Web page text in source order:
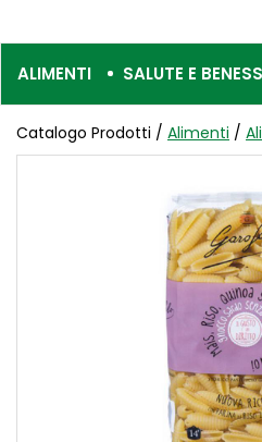
ALIMENTI SALUTE E
Catalogo Prodotti / Alimenti /